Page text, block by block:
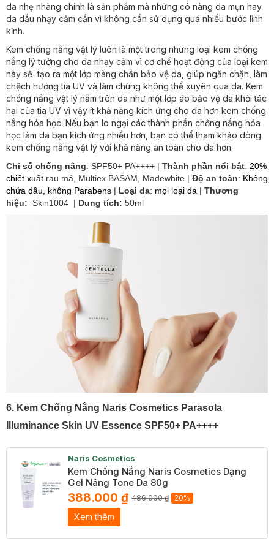
da nhẹ nhàng chính là sản phẩm mà những cô nàng da mụn hay
da dầu nhạy cảm cần vì không cần sử dụng quá nhiều bước lỉnh
kỉnh.
Kem chống nắng vật lý luôn là một trong những loại kem chống
nắng lý tưởng cho da nhạy cảm vì cơ chế hoạt động của loại kem
này sẽ tạo ra một lớp màng chắn bảo vệ da, giúp ngăn chặn, làm
chệch hướng tia UV và làm chúng không thể xuyên qua da. Kem
chống nắng vật lý nằm trên da như một lớp áo bảo vệ da khỏi tác
hại của tia UV vì vậy ít khả năng kích ứng cho da hơn kem chống
nắng hóa học. Nếu bạn lo ngại các thành phần chống nắng hóa
học làm da bạn kích ứng nhiều hơn, bạn có thể tham khảo dòng
kem chống nắng vật lý với khả năng an toàn cho da hơn.
Chỉ số chống nắng: SPF50+ PA++++ | Thành phần nổi bật: 20%
chiết xuất rau má, Multiex BASAM, Madewhite | Độ an toàn: Không
chứa dầu, không Parabens | Loại da: mọi loại da | Thương
hiệu: Skin1004 | Dung tích: 50ml
6. Kem Chống Nắng Naris Cosmetics Parasola
Illuminance Skin UV Essence SPF50+ PA++++
Naris Cosmetics
Kem Chống Nắng Naris Cosmetics Dạng
Gel Nâng Tone Da 80g
388.000 ₫ 486.000 ₫ 20%
Xem thêm